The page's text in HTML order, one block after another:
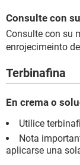
Consulte con
Consulte con su
enrojecimeinto
Terbinafina
En crema o
Utilice
Nota
aplicarse una